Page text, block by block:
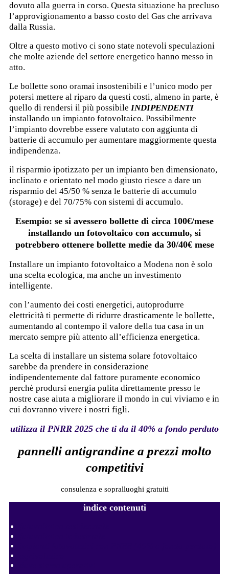
dovuto alla guerra in corso. Questa situazione ha precluso
l’approvigionamento a basso costo del Gas che arrivava
dalla Russia.
Oltre a questo motivo ci sono state notevoli speculazioni
che molte aziende del settore energetico hanno messo in
atto.
Le bollette sono oramai insostenibili e l’unico modo per
potersi mettere al riparo da questi costi, almeno in parte, è
quello di rendersi il più possibile INDIPENDENTI
installando un impianto fotovoltaico. Possibilmente
l’impianto dovrebbe essere valutato con aggiunta di
batterie di accumulo per aumentare maggiormente questa
indipendenza.
il risparmio ipotizzato per un impianto ben dimensionato,
inclinato e orientato nel modo giusto riesce a dare un
risparmio del 45/50 % senza le batterie di accumulo
(storage) e del 70/75% con sistemi di accumulo.
Esempio: se si avessero bollette di circa 100€/mese
installando un fotovoltaico con accumulo, si
potrebbero ottenere bollette medie da 30/40€ mese
Installare un impianto fotovoltaico a Modena non è solo
una scelta ecologica, ma anche un investimento
intelligente.
con l’aumento dei costi energetici, autoprodurre
elettricità ti permette di ridurre drasticamente le bollette,
aumentando al contempo il valore della tua casa in un
mercato sempre più attento all’efficienza energetica.
La scelta di installare un sistema solare fotovoltaico
sarebbe da prendere in considerazione
indipendentemente dal fattore puramente economico
perchè prodursi energia pulita direttamente presso le
nostre case aiuta a migliorare il mondo in cui viviamo e in
cui dovranno vivere i nostri figli.
utilizza il PNRR 2025 che ti da il 40% a fondo perduto
pannelli antigrandine a prezzi molto
competitivi
consulenza e sopralluoghi gratuiti
indice contenuti